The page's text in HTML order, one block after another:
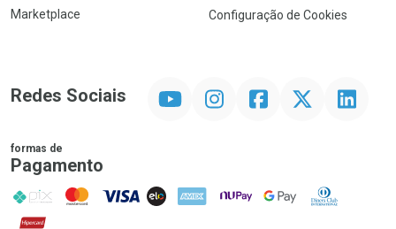
Marketplace
Configuração de Cookies
Redes Sociais InstagramFacebookTwitter Linkedin
formas de
Pagamento
PIX MasterCard
VISA ELO AMEX NuPay Google PayDiners Club
Hipercard